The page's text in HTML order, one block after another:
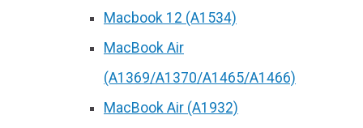
Macbook 12 (А1534)
MacBook Air
(A1369/A1370/A1465/A1466)
MacBook Air (A1932)